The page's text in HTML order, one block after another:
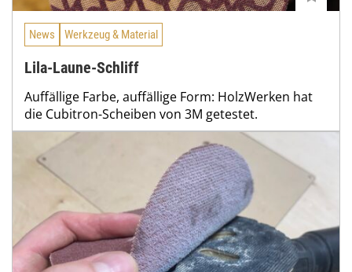
News Werkzeug & Material
Lila-Laune-Schliff
Auffällige Farbe, auffällige Form: HolzWerken hat
die Cubitron-Scheiben von 3M getestet.